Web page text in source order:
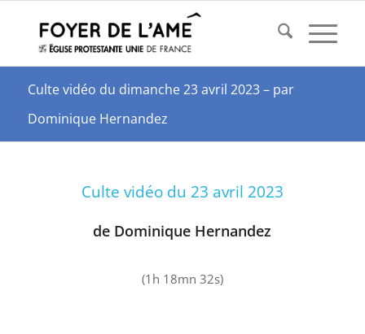
Culte vidéo du dimanche 23 avril 2023 – par
Dominique Hernandez
Culte vidéo du 23 avril 2023
de Dominique Hernandez
(1h 18mn 32s)